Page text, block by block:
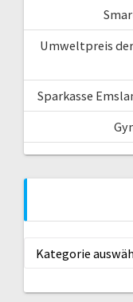
Umweltpreis
Sparkasse
Projekte